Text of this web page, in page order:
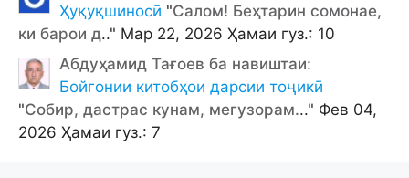
Ҳуқуқшиносӣ "Салом! Беҳтарин сомонае,
ки барои д.." Мар 22, 2026 Ҳамаи гуз.: 10
Абдуҳамид Тағоев ба навиштаи:
Бойгонии китобҳои дарсии тоҷикӣ
"Собир, дастрас кунам, мегузорам..." Фев 04,
2026 Ҳамаи гуз.: 7